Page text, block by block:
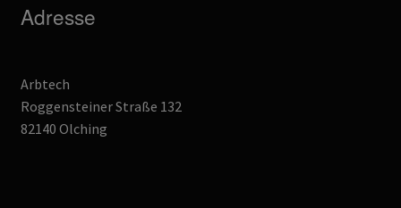
Adresse
Arbtech
Roggensteiner Straße 132
82140 Olching